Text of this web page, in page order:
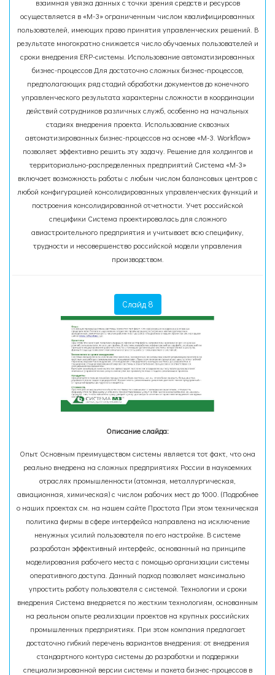
взаимная увязка данных с точки зрения средств и ресурсов
осуществляется в «М-3» ограниченным числом квалифицированных
пользователей, имеющих право принятия управленческих решений. В
результате многократно снижается число обучаемых пользователей и
сроки внедрения ERP-системы. Использование автоматизированных
бизнес-процессов Для достаточно сложных бизнес-процессов,
предполагающих ряд стадий обработки документов до конечного
управленческого результата характерны сложности в координации
действий сотрудников различных служб, особенно на начальных
стадиях внедрения проекта. Использование сквозных
автоматизированных бизнес-процессов на основе «М-3. Workflow»
позволяет эффективно решить эту задачу. Решение для холдингов и
территориально-распределенных предприятий Система «М-3»
включает возможность работы с любым числом балансовых центров с
любой конфигурацией консолидированных управленческих функций и
построения консолидированной отчетности. Учет российской
специфики Система проектировалась для сложного
авиастроительного предприятия и учитывает всю специфику,
трудности и несовершенство российской модели управления
производством.
Слайд 8
Описание слайда:
Опыт Основным преимуществом системы является тот факт, что она
реально внедрена на сложных предприятиях России в наукоемких
отраслях промышленности (атомная, металлургическая,
авиационная, химическая) с числом рабочих мест до 1000. (Подробнее
о наших проектах см. на нашем сайте Простота При этом техническая
политика фирмы в сфере интерфейса направлена на исключение
ненужных усилий пользователя по его настройке. В системе
разработан эффективный интерфейс, основанный на принципе
моделирования рабочего места с помощью организации системы
оперативного доступа. Данный подход позволяет максимально
упростить работу пользователя с системой. Технологии и сроки
внедрения Система внедряется по жестким технологиям, основанным
на реальном опыте реализации проектов на крупных российских
промышленных предприятиях. При этом компания предлагает
достаточно гибкий перечень вариантов внедрения: от внедрения
стандартного контура системы до разработки и поддержки
специализированной версии системы и пакета бизнес-процессов в